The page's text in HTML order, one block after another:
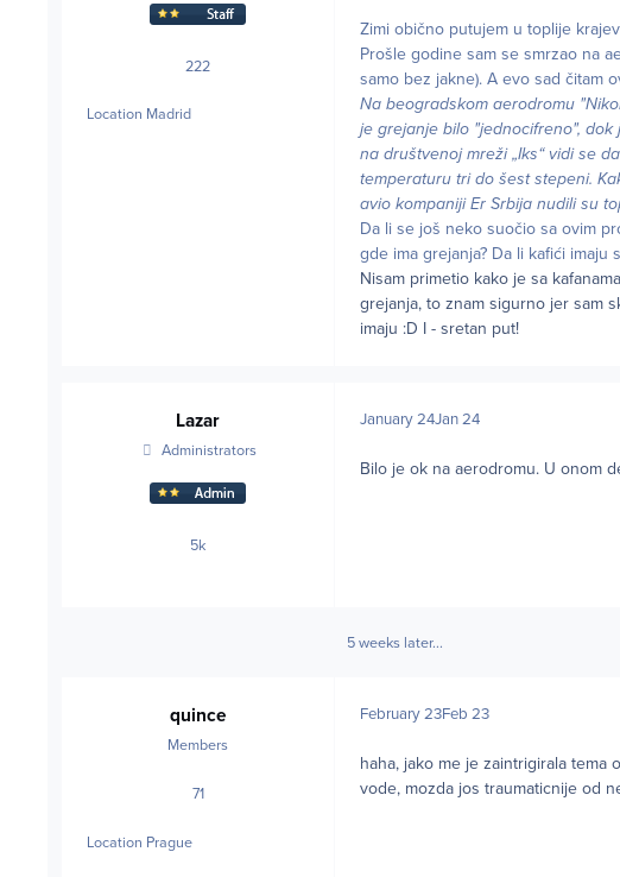
222posts
Location Madrid
Zimi obično putujem u toplije
Prošle godine sam se smrzao na
samo bez jakne). A evo sad čitam
Na beogradskom aerodromu
je grejanje bilo "jednocifreno",
na društvenoj mreži „Iks“ vidi se
temperaturu tri do šest stepeni.
avio kompaniji Er Srbija nudili su
Da li se još neko suočio sa ovim
gde ima grejanja? Da li kafići imaju
Nisam primetio kako je sa
grejanja, to znam sigurno jer sam
imaju :D I - sretan put!
Lazar
Administrators
5kposts
January 24Jan 24
Bilo je ok na aerodromu. U onom
5 weeks later...
quince
Members
71posts
Location Prague
February 23Feb 23
haha, jako me je zaintrigirala tema
vode, mozda jos traumaticnije od